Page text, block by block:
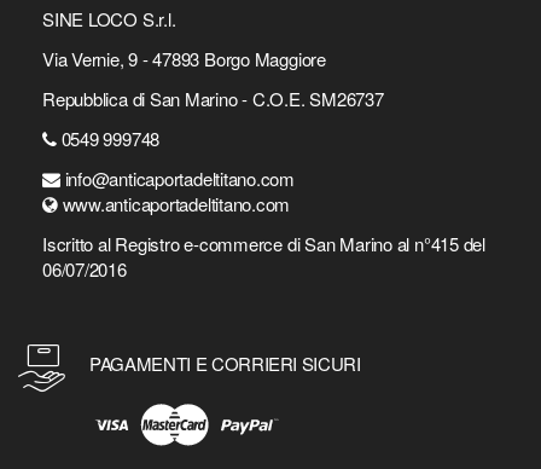
SINE LOCO S.r.l.
Via Vernie, 9 - 47893 Borgo Maggiore
Repubblica di San Marino - C.O.E. SM26737
0549 999748
info@anticaportadeltitano.com
www.anticaportadeltitano.com
Iscritto al Registro e-commerce di San Marino al n°415 del
06/07/2016
PAGAMENTI E CORRIERI SICURI